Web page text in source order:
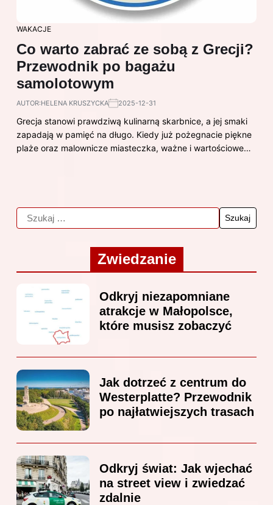
WAKACJE
Co warto zabrać ze sobą z Grecji?
Przewodnik po bagażu
samolotowym
AUTOR:HELENA KRUSZYCKA 2025-12-31
Grecja stanowi prawdziwą kulinarną skarbnice, a jej smaki
zapadają w pamięć na długo. Kiedy już pożegnacie piękne
plaże oraz malownicze miasteczka, ważne i wartościowe…
Zwiedzanie
Odkryj niezapomniane
atrakcje w Małopolsce,
które musisz zobaczyć
Jak dotrzeć z centrum do
Westerplatte? Przewodnik
po najłatwiejszych trasach
Odkryj świat: Jak wjechać
na street view i zwiedzać
zdalnie